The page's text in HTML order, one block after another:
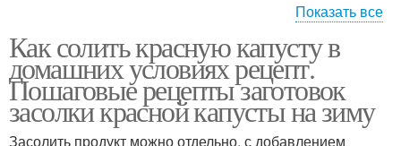
Капуста на зиму
Салат из
краснокочанной
капусты
Показать все
Как солить красную капусту в
домашних условиях рецепт.
Пошаговые рецепты заготовок
засолки красной капусты на зиму
Засолить продукт можно отдельно, с добавлением